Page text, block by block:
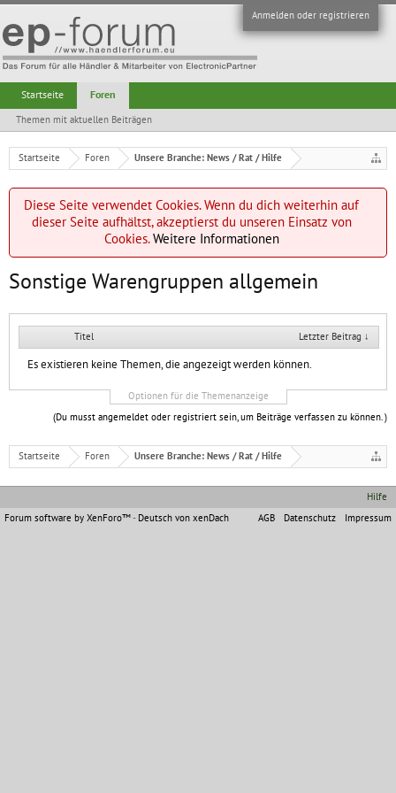
Anmelden oder registrieren
Startseite Foren Unsere Branche: News / Rat / Hilfe
Diese Seite verwendet Cookies. Wenn du dich weiterhin auf
dieser Seite aufhältst, akzeptierst du unseren Einsatz von
Cookies.Weitere Informationen
Sonstige Warengruppen allgemein
Titel Letzter Beitrag ↓
Es existieren keine Themen, die angezeigt werden können.
Optionen für die Themenanzeige
(Du musst angemeldet oder registriert sein, um Beiträge verfassen zu können. )
Startseite Foren Unsere Branche: News / Rat / Hilfe
Startseite Foren
Themen mit aktuellen Beiträgen
Hilfe
AGB
Datenschutz Impressum
Forum software by XenForo™- Deutsch von xenDach